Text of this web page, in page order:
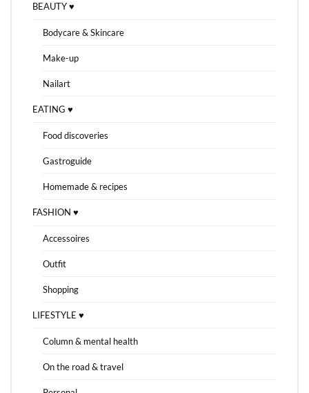
BEAUTY ♥
Bodycare & Skincare
Make-up
Nailart
EATING ♥
Food discoveries
Gastroguide
Homemade & recipes
FASHION ♥
Accessoires
Outfit
Shopping
LIFESTYLE ♥
Column & mental health
On the road & travel